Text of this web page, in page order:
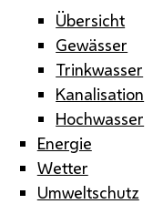
Übersicht
Gewässer
Trinkwasser
Kanalisation
Hochwasser
Energie
Wetter
Umweltschutz